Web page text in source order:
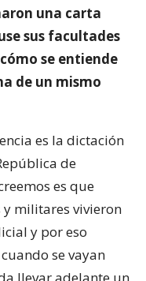
una carta
sus facultades
se entiende
de un mismo
es la dictación
de
es que
militares vivieron
y por eso
se vayan